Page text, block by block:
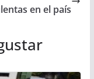
en el país